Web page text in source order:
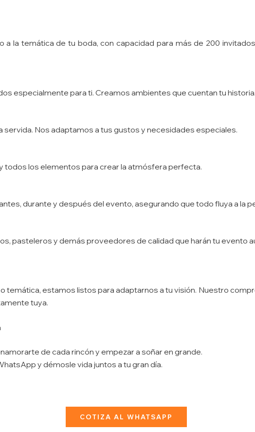
a la temática de tu boda, con capacidad para más de 200
especialmente para ti. Creamos ambientes que cuentan tu historia.
Nos adaptamos a tus gustos y necesidades especiales.
todos los elementos para crear la atmósfera perfecta.
durante y después del evento, asegurando que todo fluya a la
pasteleros y demás proveedores de calidad que harán tu evento
temática, estamos listos para adaptarnos a tu visión. Nuestro
tuya.
de cada rincón y empezar a soñar en grande.
y démosle vida juntos a tu gran día.
COTIZA AL WHATSAPP